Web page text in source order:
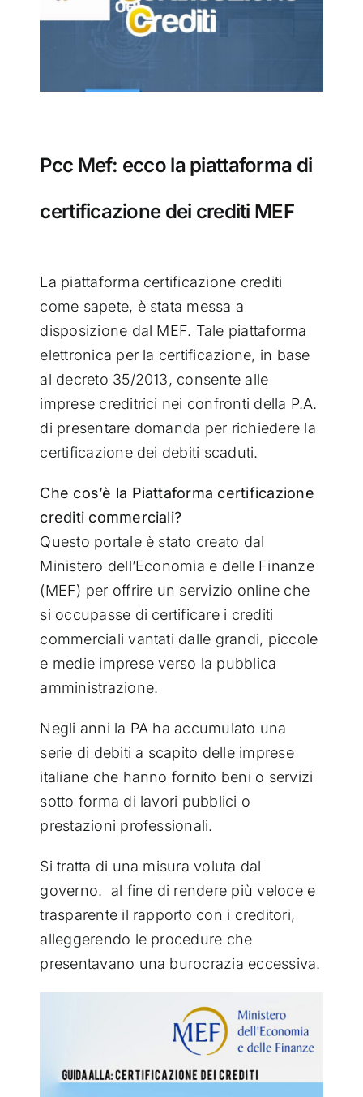
Pcc Mef: ecco la piattaforma di
certificazione dei crediti MEF
La piattaforma certificazione crediti
come sapete, è stata messa a
disposizione dal MEF. Tale piattaforma
elettronica per la certificazione, in base
al decreto 35/2013, consente alle
imprese creditrici nei confronti della P.A.
di presentare domanda per richiedere la
certificazione dei debiti scaduti.
Che cos’è la Piattaforma certificazione
crediti commerciali?
Questo portale è stato creato dal
Ministero dell’Economia e delle Finanze
(MEF) per offrire un servizio online che
si occupasse di certificare i crediti
commerciali vantati dalle grandi, piccole
e medie imprese verso la pubblica
amministrazione.
Negli anni la PA ha accumulato una
serie di debiti a scapito delle imprese
italiane che hanno fornito beni o servizi
sotto forma di lavori pubblici o
prestazioni professionali.
Si tratta di una misura voluta dal
governo. al fine di rendere più veloce e
trasparente il rapporto con i creditori,
alleggerendo le procedure che
presentavano una burocrazia eccessiva.